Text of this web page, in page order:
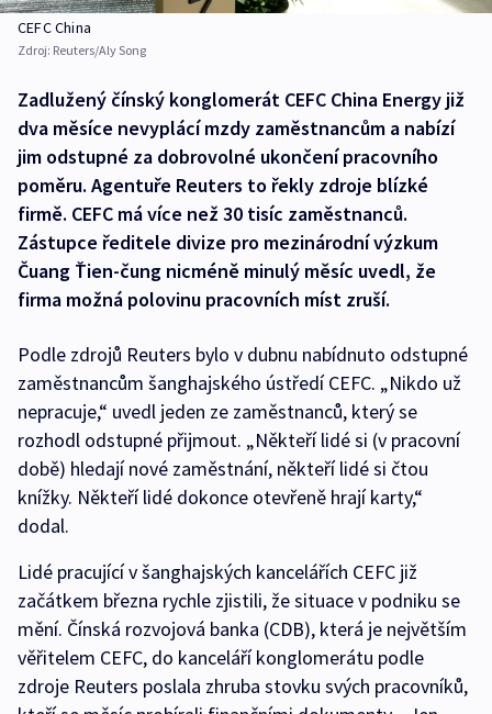
CEFC China
Zdroj: Reuters/Aly Song
Zadlužený čínský konglomerát CEFC China Energy již
dva měsíce nevyplácí mzdy zaměstnancům a nabízí
jim odstupné za dobrovolné ukončení pracovního
poměru. Agentuře Reuters to řekly zdroje blízké
firmě. CEFC má více než 30 tisíc zaměstnanců.
Zástupce ředitele divize pro mezinárodní výzkum
Čuang Ťien-čung nicméně minulý měsíc uvedl, že
firma možná polovinu pracovních míst zruší.
Podle zdrojů Reuters bylo v dubnu nabídnuto odstupné
zaměstnancům šanghajského ústředí CEFC. „Nikdo už
nepracuje,“ uvedl jeden ze zaměstnanců, který se
rozhodl odstupné přijmout. „Někteří lidé si (v pracovní
době) hledají nové zaměstnání, někteří lidé si čtou
knížky. Někteří lidé dokonce otevřeně hrají karty,“
dodal.
Lidé pracující v šanghajských kancelářích CEFC již
začátkem března rychle zjistili, že situace v podniku se
mění. Čínská rozvojová banka (CDB), která je největším
věřitelem CEFC, do kanceláří konglomerátu podle
zdroje Reuters poslala zhruba stovku svých pracovníků,